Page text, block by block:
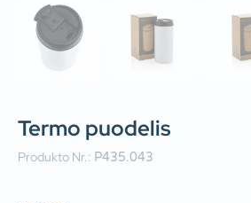
Termo puodelis
Produkto Nr.: P435.043